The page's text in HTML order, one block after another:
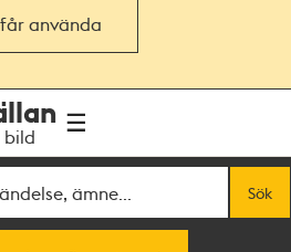
använda
bild
Sök